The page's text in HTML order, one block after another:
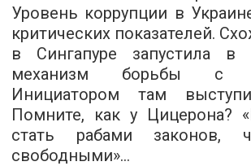
Уровень коррупции в
критических показателей.
в Сингапуре запустила в
механизм борьбы с
Инициатором там
Помните, как у
стать рабами законов,
свободными»...